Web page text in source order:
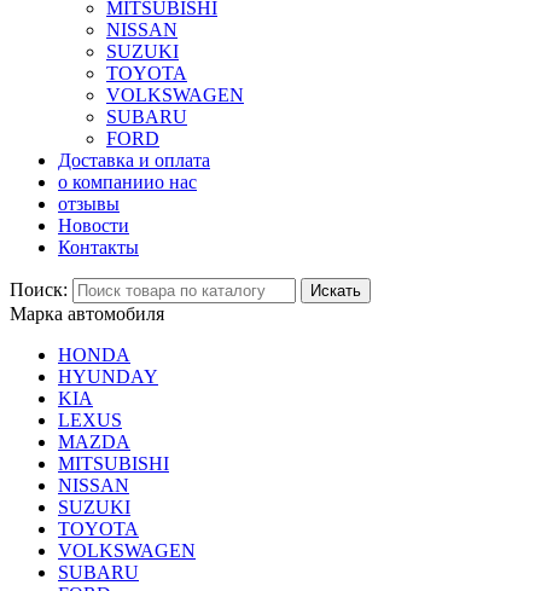
MITSUBISHI
NISSAN
SUZUKI
TOYOTA
VOLKSWAGEN
SUBARU
FORD
Доставка и оплата
о компаниио нас
отзывы
Новости
Контакты
Поиск: Искать
Марка автомобиля
HONDA
HYUNDAY
KIA
LEXUS
MAZDA
MITSUBISHI
NISSAN
SUZUKI
TOYOTA
VOLKSWAGEN
SUBARU